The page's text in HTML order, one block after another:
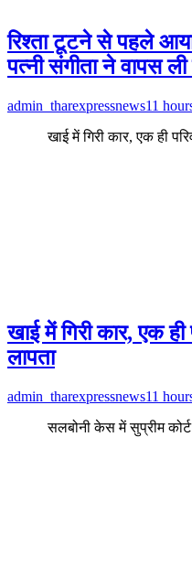
रिश्ता टूटने से पहले
पत्नी संगीता ने वापस
admin_tharexpressnews11
खाई में गिरी कार, एक ही
खाई में गिरी कार, एक
लापता
admin_tharexpressnews11
सलबोनी केस में सुप्रीम